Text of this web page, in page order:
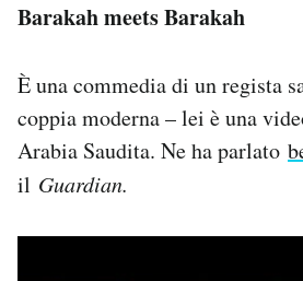
Barakah meets Barakah
È una commedia di un regista
coppia moderna – lei è una
Arabia Saudita. Ne ha parlato
il Guardian.